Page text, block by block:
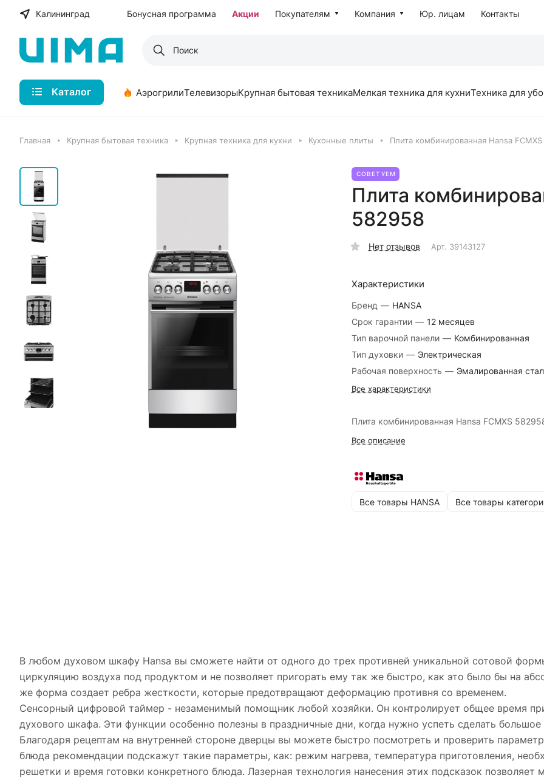
Калининград Бонусная программа Акции Покупателям Компания Юр. лицам Контакты
Каталог АэрогрилиТелевизорыКрупная бытовая техникаМелкая техника для кухниТехника для
Главная Крупная бытовая техника Крупная техника для кухни Кухонные плиты Плита комбинированная Hansa
СОВЕТУЕМ
Плита
582958
Нет отзывов Арт. 39143127
Характеристики
Бренд — HANSA
Срок гарантии — 12 месяцев
Тип варочной панели — Комбинированная
Тип духовки — Электрическая
Рабочая поверхность — Эмалированная
Все характеристики
Плита комбинированная Hansa FCMXS
Все описание
Все товары HANSA Все товары
В любом духовом шкафу Hansa вы сможете найти от одного до трех противней уникальной сотовой
циркуляцию воздуха под продуктом и не позволяет пригорать ему так же быстро, как это было бы на
же форма создает ребра жесткости, которые предотвращают деформацию противня со временем.
Сенсорный цифровой таймер - незаменимый помощник любой хозяйки. Он контролирует общее время
духового шкафа. Эти функции особенно полезны в праздничные дни, когда нужно успеть сделать большое
Благодаря рецептам на внутренней стороне дверцы вы можете быстро посмотреть и проверить
блюда рекомендации подскажут такие параметры, как: режим нагрева, температура приготовления,
решетки и время готовки конкретного блюда. Лазерная технология нанесения этих подсказок